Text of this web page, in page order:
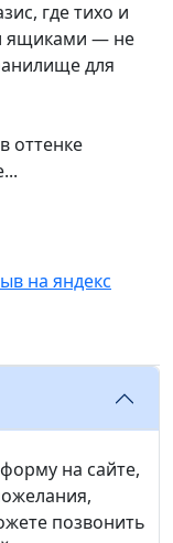
где тихо и
ящиками — не
для
оттенке
на яндекс
на сайте,
позвонить